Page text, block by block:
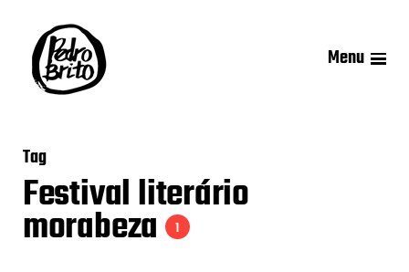
Menu
Tag
Festival literário
morabeza 1